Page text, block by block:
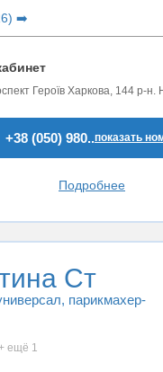
➡️
Героїв Харкова, 144 р-
+38 (050) 980..показать
Подробнее
Ст
, парикмахер-
ещё 1